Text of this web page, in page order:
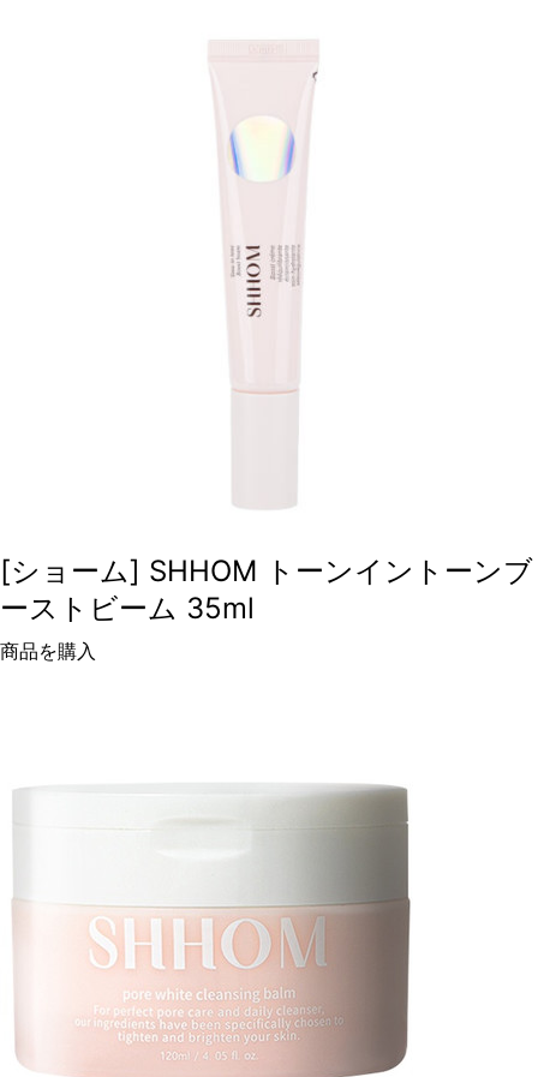
[ショーム] SHHOM トーンイントーンブ
ーストビーム 35ml
商品を購入